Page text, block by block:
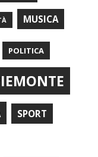
MUSICA
POLITICA
SPORT